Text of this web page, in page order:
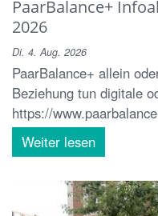
PaarBalance+
2026
Di. 4. Aug. 2026
PaarBalance+ allein
Beziehung tun digitale
https://
Weiter lesen